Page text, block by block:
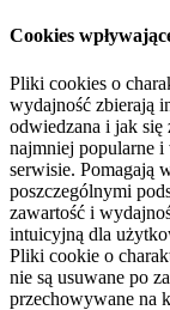
Cookies
Pliki cookies o
wydajność zbierają
odwiedzana i jak się
najmniej popularne
serwisie. Pomagają
poszczególnymi
zawartość i
intuicyjną dla
Pliki cookie o
nie są usuwane po
przechowywane na